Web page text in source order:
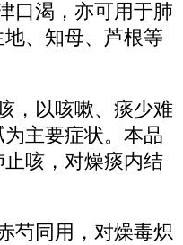
口渴，亦可用于肺
、知母、芦根等
，以咳嗽、痰少难
主要症状。本品
咳，对燥痰内结
芍同用，对燥毒炽